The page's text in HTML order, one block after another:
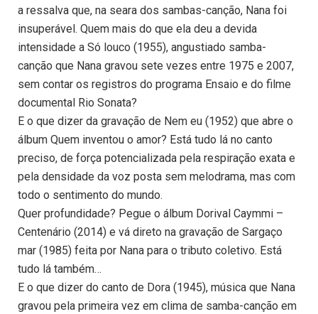
a ressalva que, na seara dos sambas-canção, Nana foi
insuperável. Quem mais do que ela deu a devida
intensidade a Só louco (1955), angustiado samba-
canção que Nana gravou sete vezes entre 1975 e 2007,
sem contar os registros do programa Ensaio e do filme
documental Rio Sonata?
E o que dizer da gravação de Nem eu (1952) que abre o
álbum Quem inventou o amor? Está tudo lá no canto
preciso, de força potencializada pela respiração exata e
pela densidade da voz posta sem melodrama, mas com
todo o sentimento do mundo.
Quer profundidade? Pegue o álbum Dorival Caymmi –
Centenário (2014) e vá direto na gravação de Sargaço
mar (1985) feita por Nana para o tributo coletivo. Está
tudo lá também…
E o que dizer do canto de Dora (1945), música que Nana
gravou pela primeira vez em clima de samba-canção em